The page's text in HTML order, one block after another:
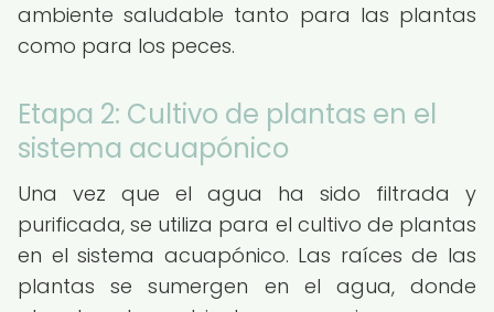
ambiente saludable tanto para las plantas
como para los peces.
Etapa 2: Cultivo de plantas en el
sistema acuapónico
Una vez que el agua ha sido filtrada y
purificada, se utiliza para el cultivo de plantas
en el sistema acuapónico. Las raíces de las
plantas se sumergen en el agua, donde